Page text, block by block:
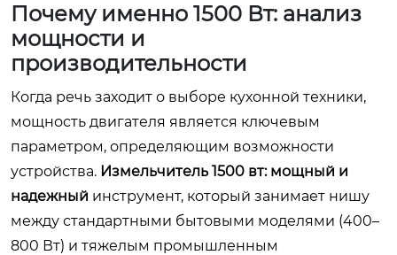
Почему именно 1500 Вт: анализ
мощности и
производительности
Когда речь заходит о выборе кухонной техники,
мощность двигателя является ключевым
параметром, определяющим возможности
устройства. Измельчитель 1500 вт: мощный и
надежный инструмент, который занимает нишу
между стандартными бытовыми моделями (400–
800 Вт) и тяжелым промышленным